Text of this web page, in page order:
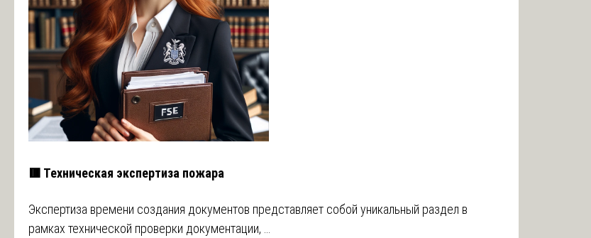
🟥 Техническая экспертиза пожара
Экспертиза времени создания документов представляет собой уникальный раздел в
рамках технической проверки документации, …